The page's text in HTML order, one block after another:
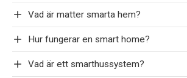
Vad är matter smarta hem?
Hur fungerar en smart home?
Vad är ett smarthussystem?